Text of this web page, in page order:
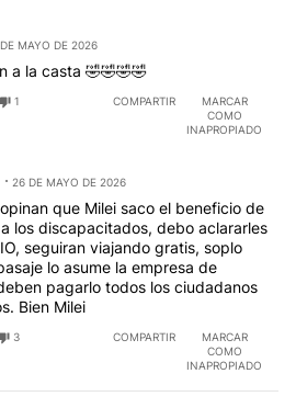
MAYO DE 2026
a la casta 🤣🤣🤣🤣
1 COMPARTIR
MARCAR
COMO
INAPROPIADO
26 DE MAYO DE 2026
que Milei saco el beneficio de
los discapacitados, debo aclararles
seguiran viajando gratis, soplo
lo asume la empresa de
pagarlo todos los ciudadanos
Bien Milei
3 COMPARTIR
MARCAR
COMO
INAPROPIADO